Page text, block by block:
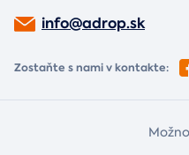
info@adrop.sk
Zostaňte s nami v kontakte: